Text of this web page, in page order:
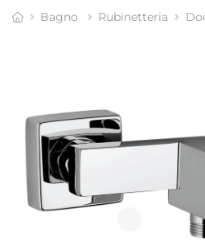
Bagno Rubinetteria